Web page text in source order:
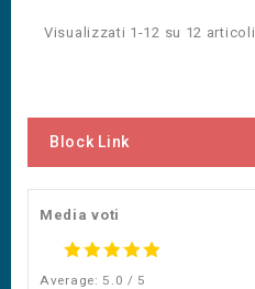
Visualizzati 1-12 su 12 articoli
Block Link
Media voti
Average: 5.0 / 5